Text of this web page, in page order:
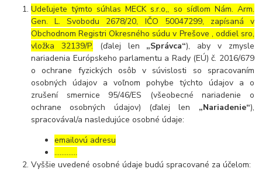
Udeľujete týmto súhlasMECK s.r.o,, so sídlom Nám. Arm.
Gen. L. Svobodu 2678/20, IČO 50047299, zapísaná v
Obchodnom Registri Okresného súdu v Prešove , oddiel sro,
vložka 32139/P. (ďalej len „Správca“), aby v zmysle
nariadenia Európskeho parlamentu a Rady (EÚ) č. 2016/679
o ochrane fyzických osôb v súvislosti so spracovaním
osobných údajov a voľnom pohybe týchto údajov a o
zrušení smernice 95/46/ES (všeobecné nariadenie o
ochrane osobných údajov) (ďalej len „Nariadenie“),
spracovával/a nasledujúce osobné údaje:
emailovú adresu
………….
Vyššie uvedené osobné údaje budú spracované za účelom: